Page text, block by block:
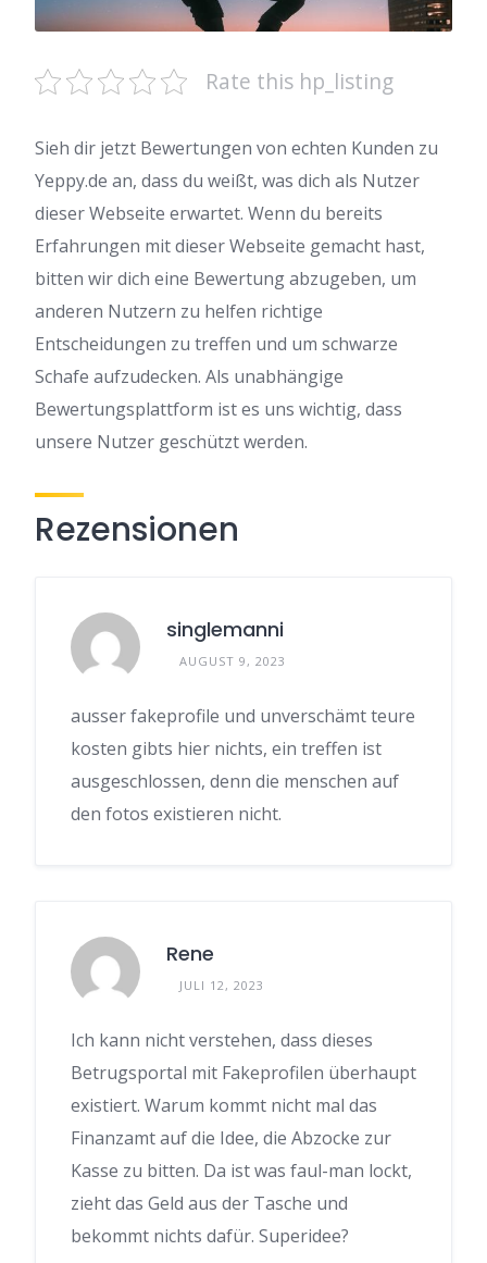
Rate this hp_listing
Sieh dir jetzt Bewertungen von echten Kunden zu
Yeppy.de an, dass du weißt, was dich als Nutzer
dieser Webseite erwartet. Wenn du bereits
Erfahrungen mit dieser Webseite gemacht hast,
bitten wir dich eine Bewertung abzugeben, um
anderen Nutzern zu helfen richtige
Entscheidungen zu treffen und um schwarze
Schafe aufzudecken. Als unabhängige
Bewertungsplattform ist es uns wichtig, dass
unsere Nutzer geschützt werden.
Rezensionen
singlemanni
AUGUST 9, 2023
ausser fakeprofile und unverschämt teure
kosten gibts hier nichts, ein treffen ist
ausgeschlossen, denn die menschen auf
den fotos existieren nicht.
Rene
JULI 12, 2023
Ich kann nicht verstehen, dass dieses
Betrugsportal mit Fakeprofilen überhaupt
existiert. Warum kommt nicht mal das
Finanzamt auf die Idee, die Abzocke zur
Kasse zu bitten. Da ist was faul-man lockt,
zieht das Geld aus der Tasche und
bekommt nichts dafür. Superidee?